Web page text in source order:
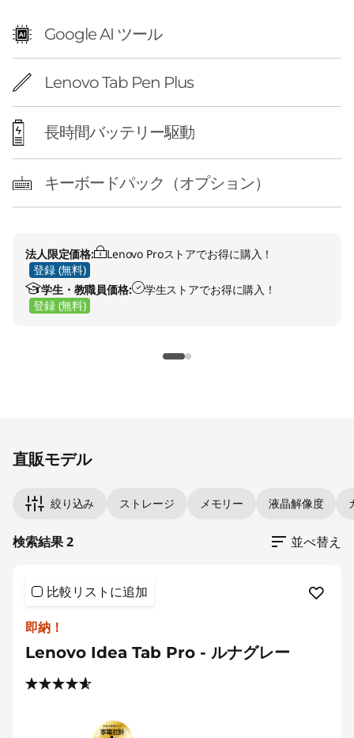
Google AI ツール
Lenovo Tab Pen Plus
長時間バッテリー駆動
キーボードパック（オプション）
法人限定価格:
Lenovo Proストアでお得に購入！
登録 (無料)
学生・教職員価格:
学生ストアでお得に購入！
登録 (無料)
直販モデル
絞り込み ストレージ メモリー 液晶解像度
検索結果 2 並べ替え
比較リストに追加
即納！
Lenovo Idea Tab Pro - ルナグレー